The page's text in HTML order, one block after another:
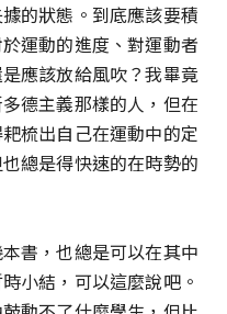
的狀態。到底應該要積
運動的進度、對運動者
應該放給風吹？我畢竟
德主義那樣的人，但在
梳出自己在運動中的定
總是得快速的在時勢的
書，也總是可以在其中
小結，可以這麼說吧。